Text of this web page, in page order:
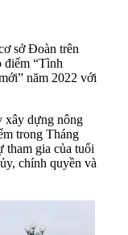
sở Đoàn trên
điểm “Tình
năm 2022 với
xây dựng nông
trong Tháng
tham gia của tuổi
chính quyền và